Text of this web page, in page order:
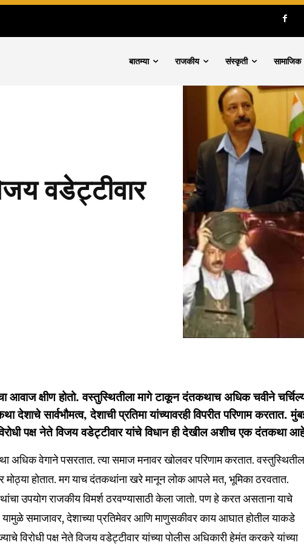
बातम्या राजकीय संस्कृती सामाजिक
वडेट्टीवार
आवाज क्षीण होतो. वस्तुस्थितीला मागे टाकून दंतकथाच अधिक चवीने
देशाचे सार्वभौमत्व, देशाची प्रतिमा यांच्यावरही विपरीत परिणाम करतात.
पक्ष नेते विजय वडेट्टीवार यांचे विधान ही देखील अशीच एक दंतकथा
अधिक वेगाने पसरतात. त्या समाज मनावर खोलवर परिणाम करतात.
मोठ्या होतात. मग याच दंतकथांना खरे मानून लोक आपले मत, भूमिका ठरवतात.
उपयोग राजकीय विमर्श ठरवण्यासाठी केला जातो. पण हे करत असताना याचे
यामुळे समाजावर, देशाच्या प्रतिमेवर आणि माणुसकीवर काय आघात होतील याकडे
विरोधी पक्ष नेते विजय वडेट्टीवार यांच्या पोलीस अधिकारी हेमंत करकरे यांच्या